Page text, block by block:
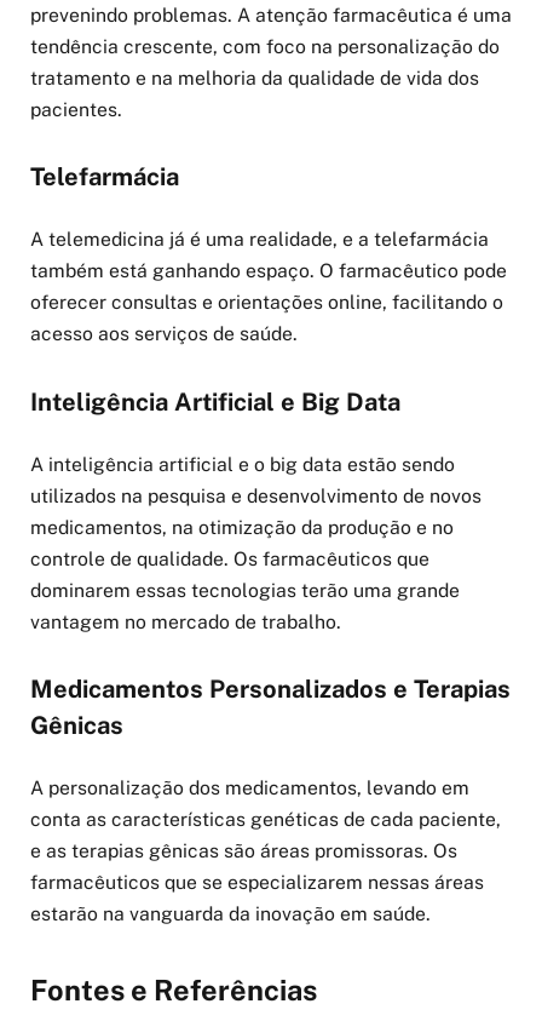
prevenindo problemas. A atenção farmacêutica é uma
tendência crescente, com foco na personalização do
tratamento e na melhoria da qualidade de vida dos
pacientes.
Telefarmácia
A telemedicina já é uma realidade, e a telefarmácia
também está ganhando espaço. O farmacêutico pode
oferecer consultas e orientações online, facilitando o
acesso aos serviços de saúde.
Inteligência Artificial e Big Data
A inteligência artificial e o big data estão sendo
utilizados na pesquisa e desenvolvimento de novos
medicamentos, na otimização da produção e no
controle de qualidade. Os farmacêuticos que
dominarem essas tecnologias terão uma grande
vantagem no mercado de trabalho.
Medicamentos Personalizados e Terapias
Gênicas
A personalização dos medicamentos, levando em
conta as características genéticas de cada paciente,
e as terapias gênicas são áreas promissoras. Os
farmacêuticos que se especializarem nessas áreas
estarão na vanguarda da inovação em saúde.
Fontes e Referências